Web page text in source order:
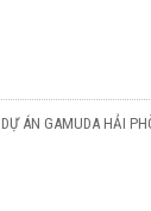
DỰ ÁN GAMUDA HẢI